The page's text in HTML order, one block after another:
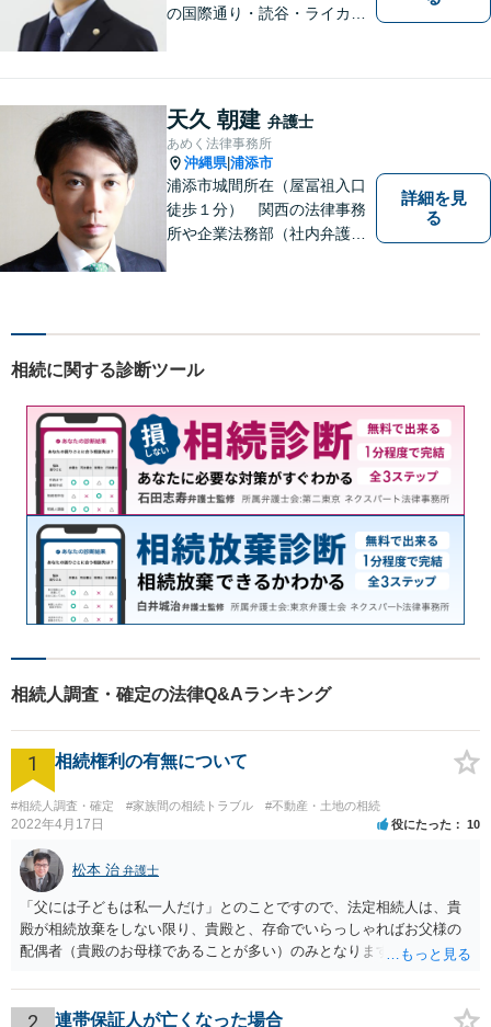
の国際通り・読谷・ライカム
知識の習得を心がけるだけで
はなく、一社会人として相談
者の心に寄り添っていける弁
護士でありたいと思っていま
す。
天久 朝建 弁護士
あめく法律事務所
沖縄県|浦添市
浦添市城間所在（屋冨祖入口
徒歩１分） 関西の法律事務
所や企業法務部（社内弁護士
詳細を見
る
相続に関する診断ツール
相続人調査・確定の法律Q&Aランキング
1 相続権利の有無について
#相続人調査・確定 #家族間の相続トラブル #不動産・土地の相続
2022年4月17日 役にたった 10
松本 治 弁護士
「父には子どもは私一人だけ」とのことですので、法定相続人は、貴
殿が相続放棄をしない限り、貴殿と、存命でいらっしゃればお父様の
配偶者（貴殿のお母様であることが多い）のみとなります。遺言がな
2 連帯保証人が亡くなった場合